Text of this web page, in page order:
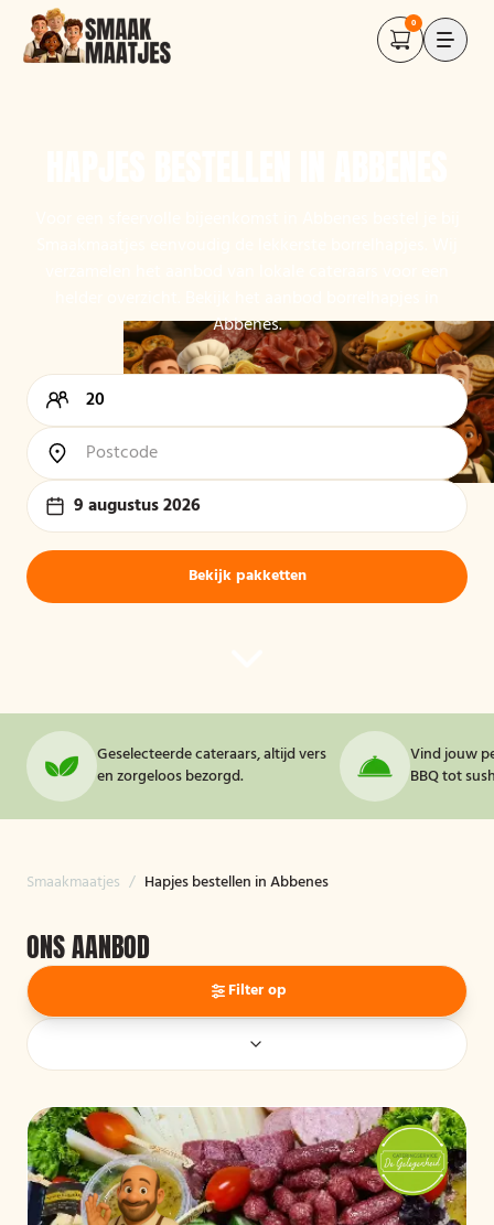
0
Abbenes.
9 augustus 2026
Bekijk pakketten
Geselecteerde cateraars, altijd vers
en zorgeloos bezorgd.
Vind jouw
BBQ tot
Smaakmaatjes / Hapjes bestellen in Abbenes
ONS AANBOD
Filter op